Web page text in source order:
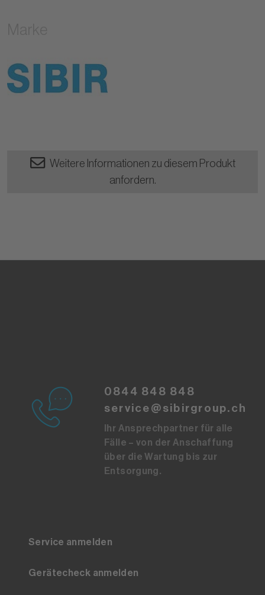
Weitere Informationen zu diesem Produkt
anfordern.
0844 848 848
service@sibirgroup.ch
Ihr Ansprechpartner für alle
Fälle – von der Anschaffung
über die Wartung bis zur
Entsorgung.
Service anmelden
Gerätecheck anmelden